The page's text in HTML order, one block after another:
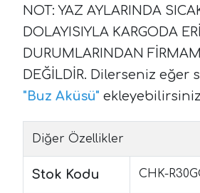
NOT: YAZ AYLARINDA
DOLAYISIYLA KARGODA
DURUMLARINDAN
DEĞİLDİR. Dilerseniz eğer
"Buz Aküsü"
Diğer Özellikler
Stok Kodu CHK-